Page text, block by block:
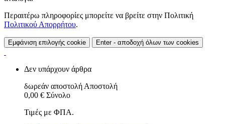
Περαιτέρω πληροφορίες μπορείτε να βρείτε στην Πολιτική
Πολιτικού Απορρήτου.
Εμφάνιση επιλογής cookie Enter - αποδοχή όλων των cookies
Δεν υπάρχουν άρθρα
δωρεάν αποστολή Αποστολή
0,00 € Σύνολο
Τιμές με ΦΠΑ.